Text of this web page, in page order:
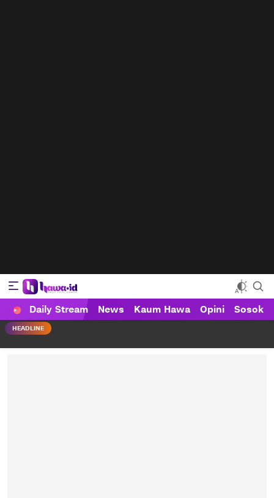
HAWA
Haluan Wanita Indonesia
Daily Stream News Kaum Hawa Opini Sosok
HEADLINE